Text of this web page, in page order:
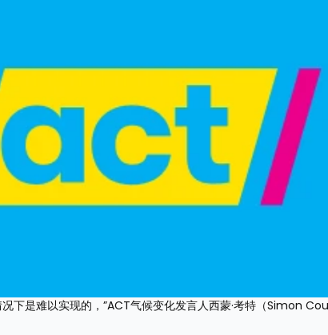
下是难以实现的，”ACT气候变化发言人西蒙·考特（Simon